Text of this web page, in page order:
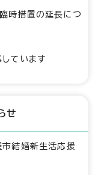
時措置の延長につ
ています
せ
結婚新生活応援